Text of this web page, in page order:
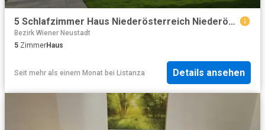
5 Schlafzimmer Haus Niederösterreich Niederösterreich 101472877
Bezirk Wiener Neustadt
5 ZimmerHaus
Seit mehr als einem Monat bei Listanza Details ansehen